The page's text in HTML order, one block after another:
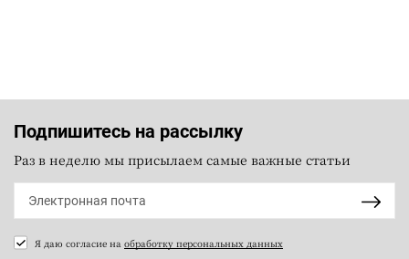
Подпишитесь на рассылку
Раз в неделю мы присылаем самые важные статьи
Я даю согласие на обработку персональных данных